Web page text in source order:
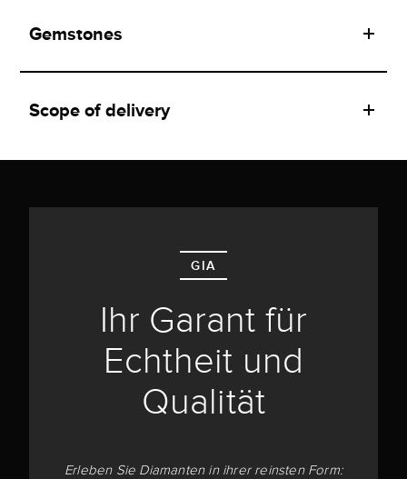
Gemstones
Scope of delivery
GIA
Ihr Garant für
Echtheit und
Qualität
Erleben Sie Diamanten in ihrer reinsten Form: